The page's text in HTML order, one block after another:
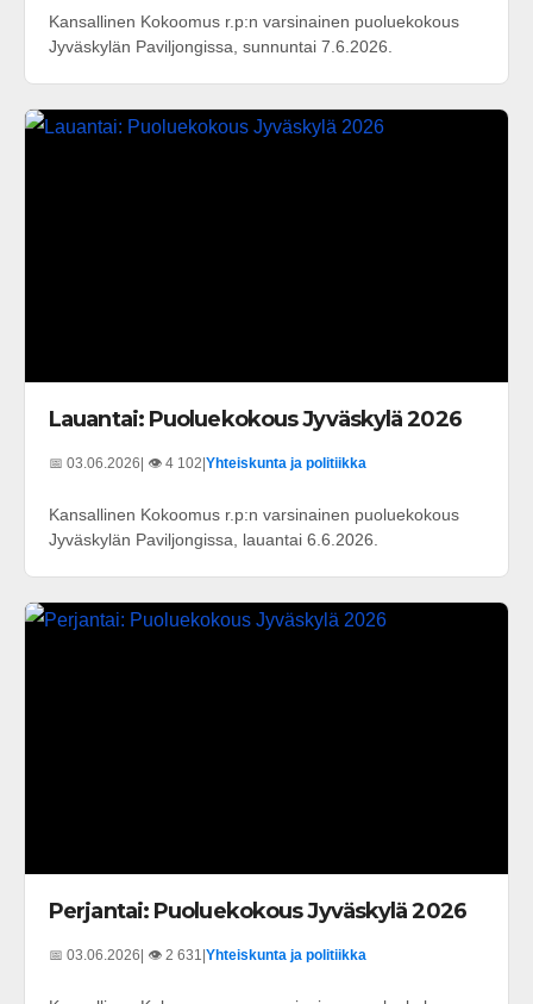
Kansallinen Kokoomus r.p:n varsinainen puoluekokous
Jyväskylän Paviljongissa, sunnuntai 7.6.2026.
Lauantai: Puoluekokous Jyväskylä 2026
📅 03.06.2026| 👁️ 4 102|Yhteiskunta ja politiikka
Kansallinen Kokoomus r.p:n varsinainen puoluekokous
Jyväskylän Paviljongissa, lauantai 6.6.2026.
Perjantai: Puoluekokous Jyväskylä 2026
📅 03.06.2026 | 👁️ 2 631 Yhteiskunta ja politiikka